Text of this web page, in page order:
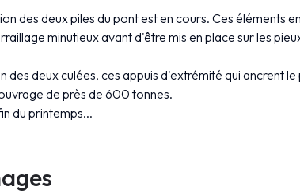
des deux piles du pont est en cours. Ces
minutieux avant d'être mis en place sur les
deux culées, ces appuis d'extrémité qui ancrent
de près de 600 tonnes.
du printemps...